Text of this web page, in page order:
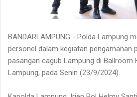
BANDARLAMPUNG - Polda Lampung
personel dalam kegiatan pengamanan
pasangan cagub Lampung di Ballroom
Lampung, pada Senin (23/9/2024).